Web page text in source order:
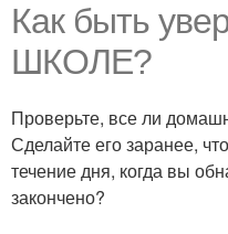
Как быть
ШКОЛЕ?
Проверьте, все ли
Сделайте его заранее,
течение дня, когда вы
закончено?